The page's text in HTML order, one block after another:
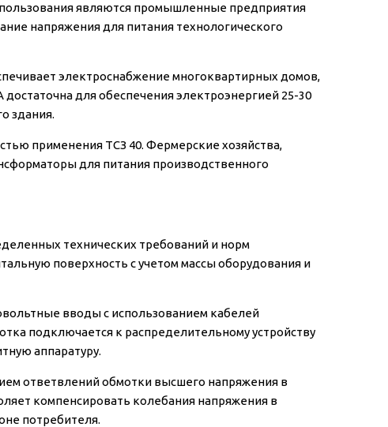
являются промышленные предприятия
напряжения для питания технологического
электроснабжение многоквартирных домов,
для обеспечения электроэнергией 25-30
здания.
применения ТСЗ 40. Фермерские хозяйства,
для питания производственного
технических требований и норм
поверхность с учетом массы оборудования и
вводы с использованием кабелей
подключается к распределительному устройству
аппаратуру.
ответвлений обмотки высшего напряжения в
компенсировать колебания напряжения в
потребителя.